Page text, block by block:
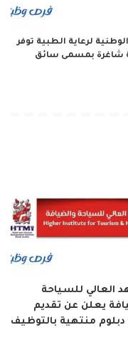
لرعاية الطبية توفر
شاغرة بمسمى سائق
العالي للسياحة
يعلن عن تقديم
دبلوم منتهية بالتوظيف